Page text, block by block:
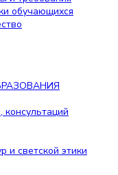
и
обучающихся
консультаций
и светской этики